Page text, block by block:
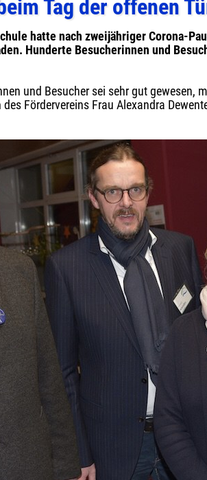
Tag der offenen
hatte nach zweijähriger Corona-
Hunderte Besucherinnen und
und Besucher sei sehr gut
Fördervereins Frau Alexandra